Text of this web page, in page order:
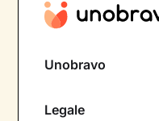
Unobravo
Legale